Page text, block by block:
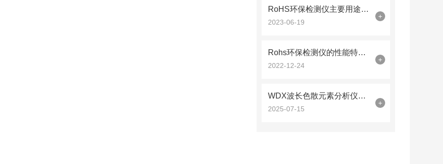
RoHS环保检测仪主要用途哪些方面？
2023-06-19
+
Rohs环保检测仪的性能特点和功能介绍
2022-12-24
+
WDX波长色散元素分析仪在质量控制中的关键作用
2025-07-15
+